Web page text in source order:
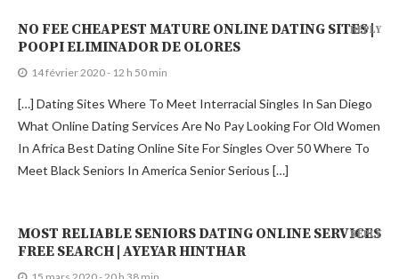
NO FEE CHEAPEST MATURE ONLINE DATING SITES |
POOPI ELIMINADOR DE OLORES
14 février 2020 - 12 h 50 min
[…] Dating Sites Where To Meet Interracial Singles In San Diego
What Online Dating Services Are No Pay Looking For Old Women
In Africa Best Dating Online Site For Singles Over 50 Where To
Meet Black Seniors In America Senior Serious […]
REPLY
MOST RELIABLE SENIORS DATING ONLINE SERVICES
FREE SEARCH | AYEYAR HINTHAR
REPLY